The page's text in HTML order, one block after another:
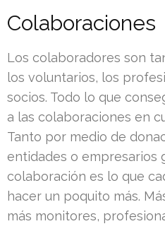
Colaboraciones
Los colaboradores son
los voluntarios, los
socios. Todo lo que
a las colaboraciones en
Tanto por medio de
entidades o empresarios
colaboración es lo que
hacer un poquito más.
más monitores,